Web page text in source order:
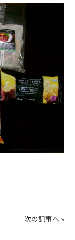
次の記事へ »